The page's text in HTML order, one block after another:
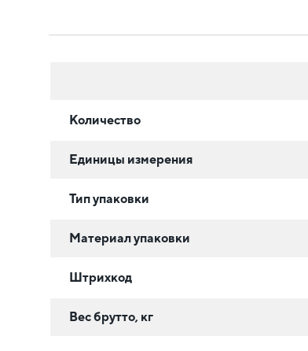
Количество
Единицы измерения
Тип упаковки
Материал упаковки
Штрихкод
Вес брутто, кг